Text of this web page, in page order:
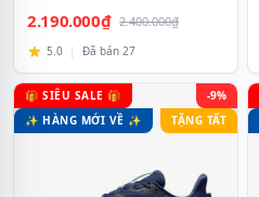
2.190.000₫ 2.400.000₫
5.0 | Đã bán 27
🎁 SIÊU SALE 🎁
✨ HÀNG MỚI VỀ ✨
-9%
TẶNG TẤT